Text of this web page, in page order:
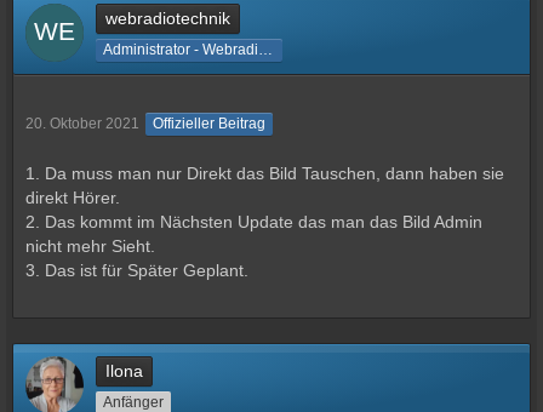
webradiotechnik
20. Oktober 2021 Offizieller Beitrag
1. Da muss man nur Direkt das Bild Tauschen, dann haben sie
direkt Hörer.
2. Das kommt im Nächsten Update das man das Bild Admin
nicht mehr Sieht.
3. Das ist für Später Geplant.
Ilona
Anfänger